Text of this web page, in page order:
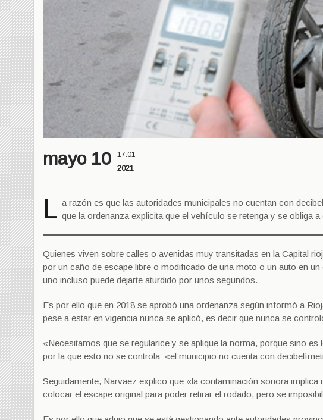
mayo 10 17:01
2021
L a razón es que las autoridades municipales no cuentan con
que la ordenanza explicita que el vehículo se retenga y se obliga
Quienes viven sobre calles o avenidas muy transitadas en la Capital
por un caño de escape libre o modificado de una moto o un auto en
uno incluso puede dejarte aturdido por unos segundos.
Es por ello que en 2018 se aprobó una ordenanza según informó a
pese a estar en vigencia nunca se aplicó, es decir que nunca se
«Necesitamos que se regularice y se aplique la norma, porque sino
por la que esto no se controla: «el municipio no cuenta con
Seguidamente, Narvaez explico que «la contaminación sonora
colocar el escape original para poder retirar el rodado, pero se